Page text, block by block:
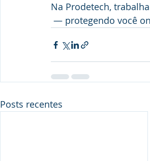
Na Prodetech,
— protegendo você
Posts recentes